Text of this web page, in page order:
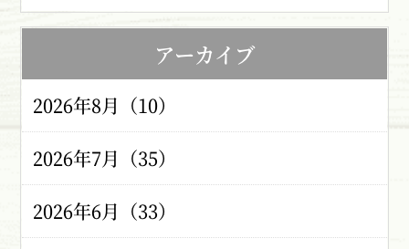
アーカイブ
2026年8月（10）
2026年7月（35）
2026年6月（33）